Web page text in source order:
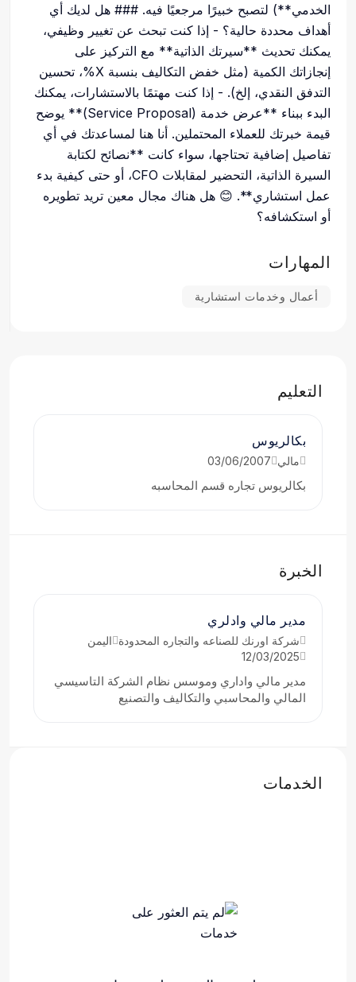
الخدمي**) لتصبح خبيرًا مرجعيًا فيه. ### هل لديك أي
أهداف محددة حالية؟ - إذا كنت تبحث عن تغيير وظيفي،
يمكنك تحديث **سيرتك الذاتية** مع التركيز على
إنجازاتك الكمية (مثل خفض التكاليف بنسبة X%، تحسين
التدفق النقدي، إلخ). - إذا كنت مهتمًا بالاستشارات، يمكنك
البدء ببناء **عرض خدمة (Service Proposal)** يوضح
قيمة خبرتك للعملاء المحتملين. أنا هنا لمساعدتك في أي
تفاصيل إضافية تحتاجها، سواء كانت **نصائح لكتابة
السيرة الذاتية، التحضير لمقابلات CFO، أو حتى كيفية بدء
عمل استشاري**. 😊 هل هناك مجال معين تريد تطويره
أو استكشافه؟
المهارات
أعمال وخدمات استشارية
التعليم
بكالريوس
مالي 03/06/2007
بكالريوس تجاره قسم المحاسبه
الخبرة
مدير مالي وادلري
شركة اورنك للصناعه والتجاره المحدودة اليمن
12/03/2025
مدير مالي واداري وموسس نظام الشركة التاسيسي
المالي والمحاسبي والتكاليف والتصنيع
الخدمات